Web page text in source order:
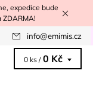
expedice bude
ZDARMA!
info@emimis.cz
0 ks / 0 Kč